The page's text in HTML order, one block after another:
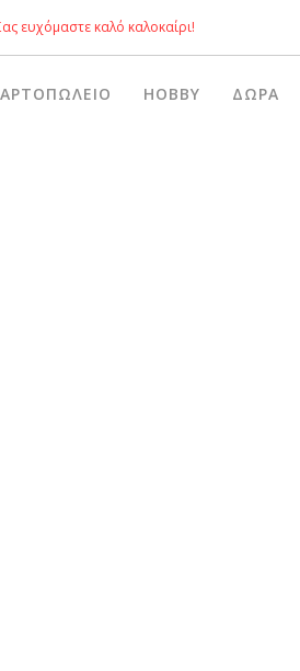
ευχόμαστε καλό καλοκαίρι!
HOBBY ΔΏΡΑ